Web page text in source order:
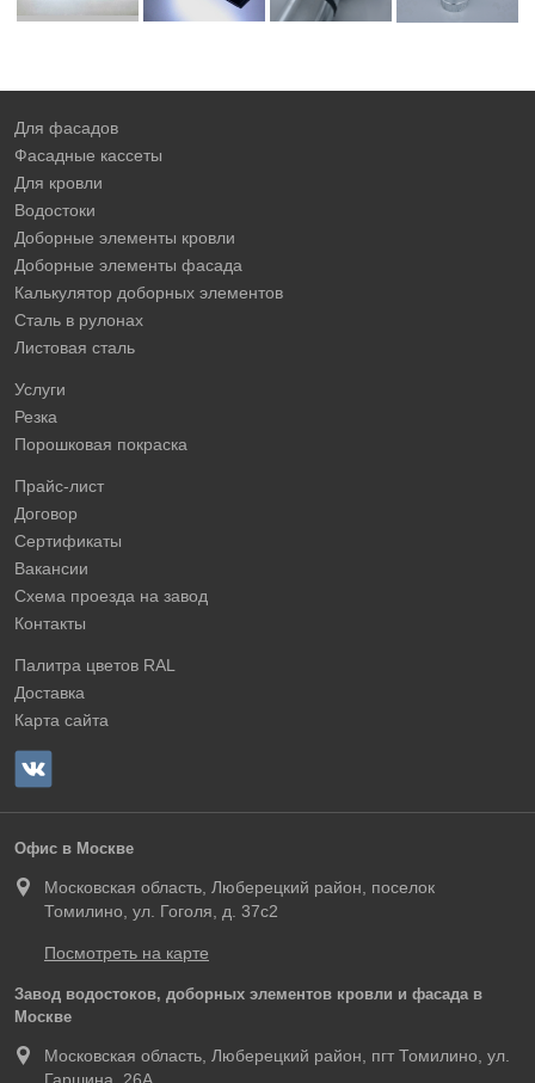
Для фасадов
Фасадные кассеты
Для кровли
Водостоки
Доборные элементы кровли
Доборные элементы фасада
Калькулятор доборных элементов
Сталь в рулонах
Листовая сталь
Услуги
Резка
Порошковая покраска
Прайс-лист
Договор
Сертификаты
Вакансии
Схема проезда на завод
Контакты
Палитра цветов RAL
Доставка
Карта сайта
Офис в Москве
Московская область, Люберецкий район, поселок
Томилино, ул. Гоголя, д. 37с2
Посмотреть на карте
Завод водостоков, доборных элементов кровли и фасада в
Москве
Московская область, Люберецкий район, пгт Томилино, ул.
Гаршина, 26А